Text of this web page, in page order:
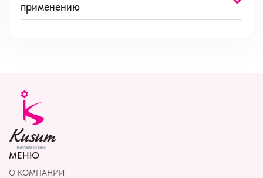
применению
МЕНЮ
О КОМПАНИИ